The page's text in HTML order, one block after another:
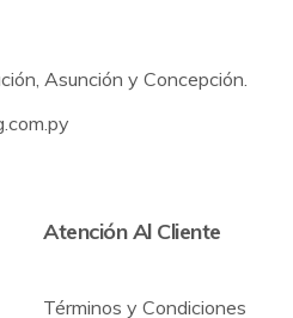
Asunción y Concepción.
Atención Al Cliente
Términos y Condiciones